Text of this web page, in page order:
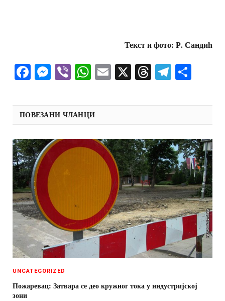
Текст и фото: Р. Сандић
Facebook
Messenger
ViberWhatsApp
Email
X Threads
ПОВЕЗАНИ ЧЛАНЦИ
UNCATEGORIZED
Пожаревац: Затвара се део кружног тока у индустријској
зони